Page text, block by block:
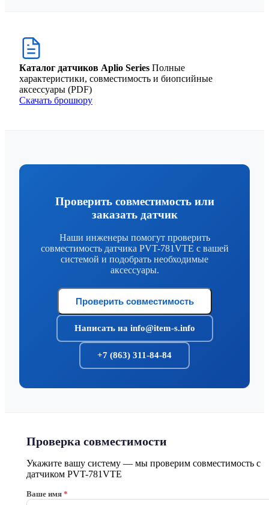
Каталог датчиков Aplio Series Полные
характеристики, совместимость и биопсийные
аксессуары (PDF)
Скачать брошюру
Проверить совместимость или
заказать датчик
Наши инженеры помогут проверить
совместимость датчика PVT-781VTE с вашей
системой и подобрать необходимые
аксессуары.
Проверить совместимость
Написать на info@item-s.info
+7 (863) 311-84-84
Проверка совместимости
Укажите вашу систему — мы проверим совместимость с
датчиком PVT-781VTE
Ваше имя *